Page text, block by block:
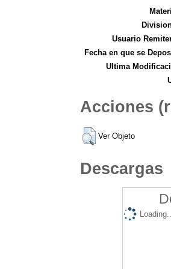
Usuario
Fecha en que se
Ultima
Acciones
Ver Objeto
Descargas